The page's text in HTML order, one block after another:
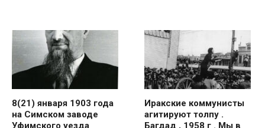
8(21) января 1903 года
на Симском заводе
Уфимского уезда
Иракские коммунисты
агитируют толпу .
Багдад , 1958 г . Мы в